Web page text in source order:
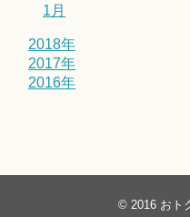
1月
2018年
2017年
2016年
© 2016 おト